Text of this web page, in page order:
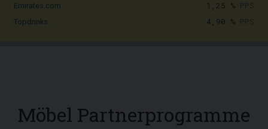
Emirates.com 1,25 %
Topdrinks 4,90 %
Möbel Partnerprogramme